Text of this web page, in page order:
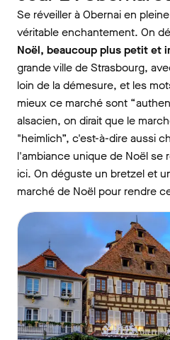
Se réveiller à Obernai en
véritable enchantement. On
Noël, beaucoup plus petit et
grande ville de Strasbourg,
loin de la démesure, et les
mieux ce marché sont
alsacien, on dirait que le
"heimlich”, c'est-à-dire aussi
l'ambiance unique de Noël se
ici. On déguste un bretzel et
marché de Noël pour rendre